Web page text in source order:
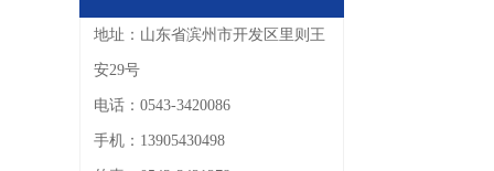
地址：山东省滨州市开发区里则王
安29号
电话：0543-3420086
手机：13905430498